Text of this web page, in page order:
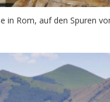
in Rom, auf den Spuren